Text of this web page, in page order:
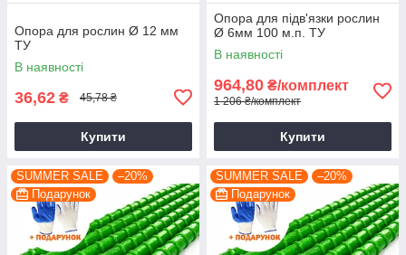
Опора для рослин Ø 12 мм
ТУ
В наявності
36,62 ₴ 45,78 ₴
Купити
Опора для підв'язки рослин
Ø 6мм 100 м.п. ТУ
В наявності
964,80 ₴/комплект
1 206 ₴/комплект
Купити
SUMMER SALE
–20%
Подарунок
SUMMER SALE
–20%
Подарунок